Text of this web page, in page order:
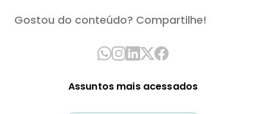
Gostou do conteúdo? Compartilhe!
Assuntos mais acessados